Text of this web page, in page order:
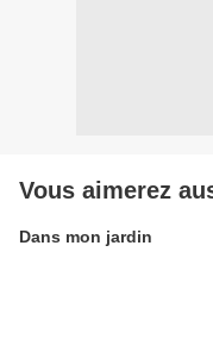
Vous aimerez
Dans mon jardin